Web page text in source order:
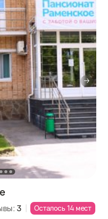
3 Осталось 14 мест